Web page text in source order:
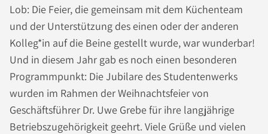
Lob: Die Feier, die gemeinsam mit dem Küchenteam
und der Unterstützung des einen oder der anderen
Kolleg*in auf die Beine gestellt wurde, war wunderbar!
Und in diesem Jahr gab es noch einen besonderen
Programmpunkt: Die Jubilare des Studentenwerks
wurden im Rahmen der Weihnachtsfeier von
Geschäftsführer Dr. Uwe Grebe für ihre langjährige
Betriebszugehörigkeit geehrt. Viele Grüße und vielen